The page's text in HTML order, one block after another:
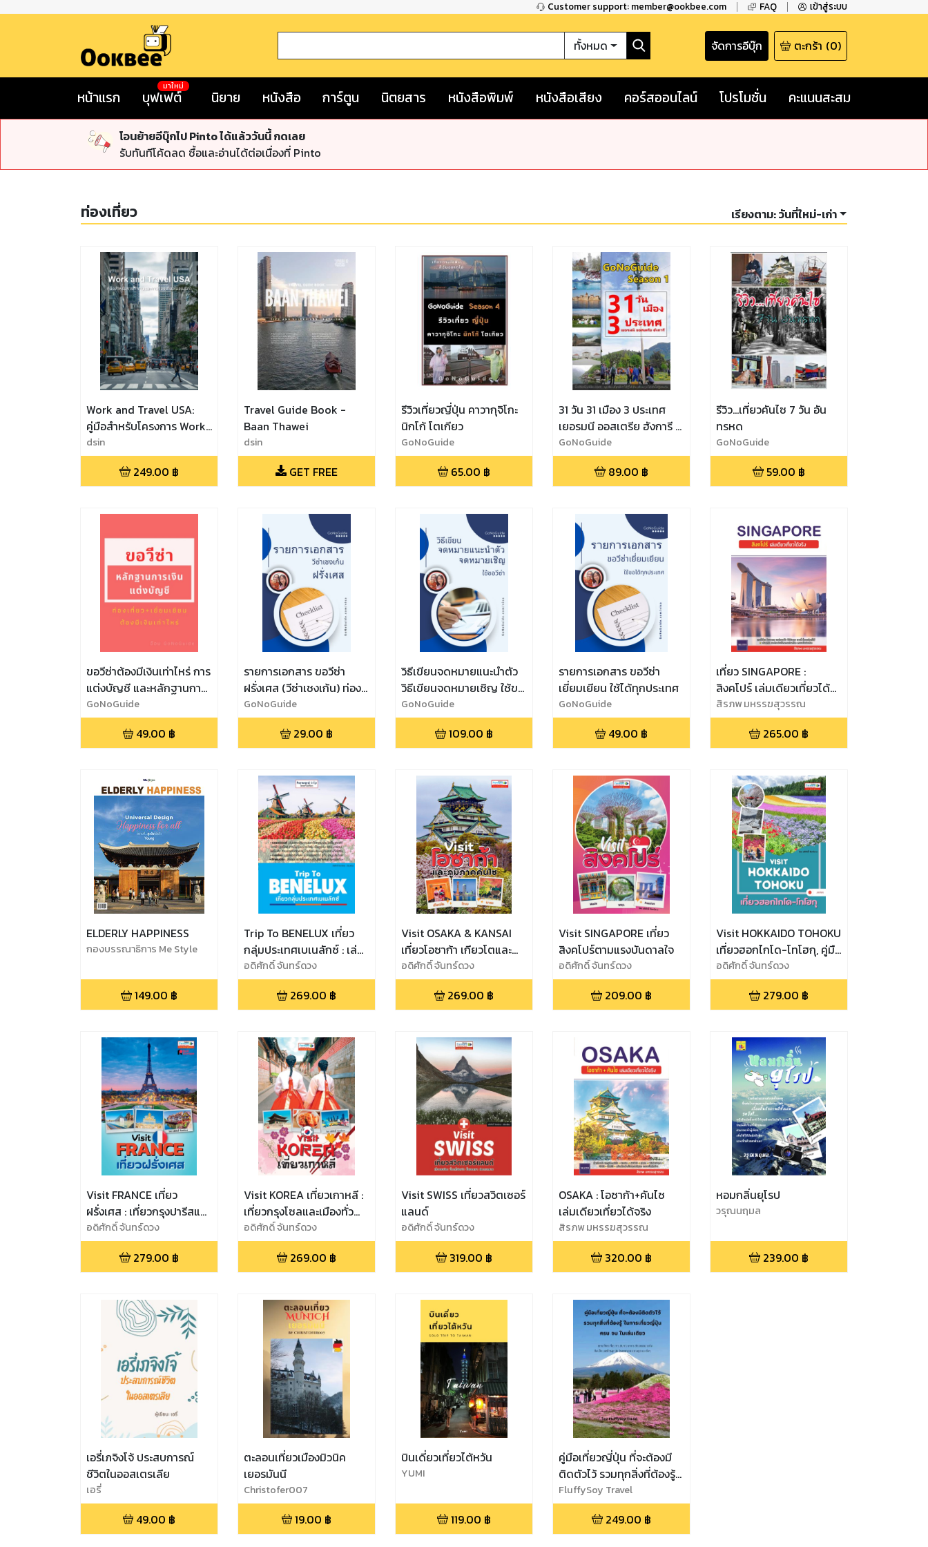
Customer support: member@ookbee.com FAQ เข้าสู่ระบบ
ทั้งหมด จัดการอีบุ๊ก ตะกร้า (0)
หน้าแรก บุฟเฟต์
มาใหม่
นิยาย หนังสือ การ์ตูน นิตยสาร หนังสือพิมพ์ หนังสือเสียง คอร์สออนไลน์ โปรโมชั่น คะแนนสะสม
โอนย้ายอีบุ๊กไป Pinto ได้แล้ววันนี้ กดเลย
รับทันทีโค้ดลด ซื้อและอ่านได้ต่อเนื่องที่ Pinto
ท่องเที่ยว เรียงตาม:วันที่ใหม่-เก่า
Work and Travel USA:
คู่มือสำหรับโครงการ Work
and Travel การทำงานและ
การท่องเที่ยวในอเมริกา
dsin
249.00 ฿
Travel Guide Book -
Baan Thawei
dsin
GET FREE
รีวิวเที่ยวญี่ปุ่น คาวากุจิโกะ
นิกโก้ โตเกียว
GoNoGuide
65.00 ฿
31 วัน 31 เมือง 3 ประเทศ
เยอรมนี ออสเตรีย ฮังการี /
GoNoGuide Season 1
GoNoGuide
89.00 ฿
รีวิว...เที่ยวคันไซ 7 วัน อัน
ทรหด
GoNoGuide
59.00 ฿
ขอวีซ่าต้องมีเงินเท่าไหร่ การ
แต่งบัญชี และหลักฐานการ
เงิน
GoNoGuide
49.00 ฿
รายการเอกสาร ขอวีซ่า
ฝรั่งเศส (วีซ่าเชงเก้น) ท่อง
เที่ยว เยี่ยมเยียน
GoNoGuide
29.00 ฿
วิธีเขียนจดหมายแนะนำตัว
วิธีเขียนจดหมายเชิญ ใช้ขอ
วีซ่า
GoNoGuide
109.00 ฿
รายการเอกสาร ขอวีซ่า
เยี่ยมเยียน ใช้ได้ทุกประเทศ
GoNoGuide
49.00 ฿
เที่ยว SINGAPORE :
สิงคโปร์ เล่มเดียวเที่ยวได้
จริง
สิรภพ มหรรฆสุวรรณ
265.00 ฿
ELDERLY HAPPINESS
กองบรรณาธิการ Me Style
149.00 ฿
Trip To BENELUX เที่ยว
กลุ่มประเทศเบเนลักซ์ : เล่ม
เดียวเที่ยว 3 ประเทศ
เบลเยียม เนเธอร์แลนด์ ลัก
เซมเบิร์ก
อดิศักดิ์ จันทร์ดวง
269.00 ฿
Visit OSAKA & KANSAI
เที่ยวโอซาก้า เกียวโตและ
ภูมิภาคคันไซ : คู่มือนำเที่ยว
ญี่ปุ่น
อดิศักดิ์ จันทร์ดวง
269.00 ฿
Visit SINGAPORE เที่ยว
สิงคโปร์ตามแรงบันดาลใจ
อดิศักดิ์ จันทร์ดวง
209.00 ฿
Visit HOKKAIDO TOHOKU
เที่ยวฮอกไกโด-โทโฮกุ, คู่มือ
นำเที่ยวญี่ปุ่น เกาะฮอกไกโด
และภูมิภาคโทโฮกุ
อดิศักดิ์ จันทร์ดวง
279.00 ฿
Visit FRANCE เที่ยว
ฝรั่งเศส : เที่ยวกรุงปารีสและ
เมืองน้อยใหญ่ทั่วฝรั่งเศส
อดิศักดิ์ จันทร์ดวง
279.00 ฿
Visit KOREA เที่ยวเกาหลี :
เที่ยวกรุงโซลและเมืองทั่ว
เกาหลีใต้
อดิศักดิ์ จันทร์ดวง
269.00 ฿
Visit SWISS เที่ยวสวิตเซอร์
แลนด์
อดิศักดิ์ จันทร์ดวง
319.00 ฿
OSAKA : โอซาก้า+คันไซ
เล่มเดียวเที่ยวได้จริง
สิรภพ มหรรฆสุวรรณ
320.00 ฿
หอมกลิ่นยุโรป
วรุณนฤมล
239.00 ฿
เอรี่เภจิงโจ้ ประสบการณ์
ชีวิตในออสเตรเลีย
เอรี่
49.00 ฿
ตะลอนเที่ยวเมืองมิวนิค
เยอรมันนี
Christofer007
19.00 ฿
บินเดี่ยวเที่ยวไต้หวัน
YUMI
119.00 ฿
คู่มือเที่ยวญี่ปุ่น ที่จะต้องมี
ติดตัวไว้ รวมทุกสิ่งที่ต้องรู้
ในการเที่ยวญี่ปุ่น ครบ จบ
ในเล่มเดียว เที่ยว Japan
สถานที่ท่องเที่ยว การเดิน
FluffySoy Travel
249.00 ฿